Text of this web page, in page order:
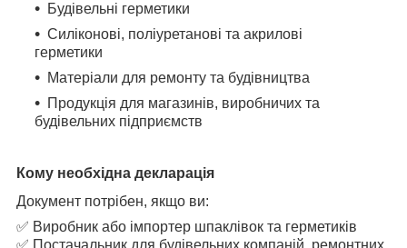
Будівельні герметики
Силіконові, поліуретанові та акрилові
герметики
Матеріали для ремонту та будівництва
Продукція для магазинів, виробничих та
будівельних підприємств
Кому необхідна декларація
Документ потрібен, якщо ви:
✅ Виробник або імпортер шпаклівок та герметиків
✅ Постачальник для будівельних компаній, ремонтних